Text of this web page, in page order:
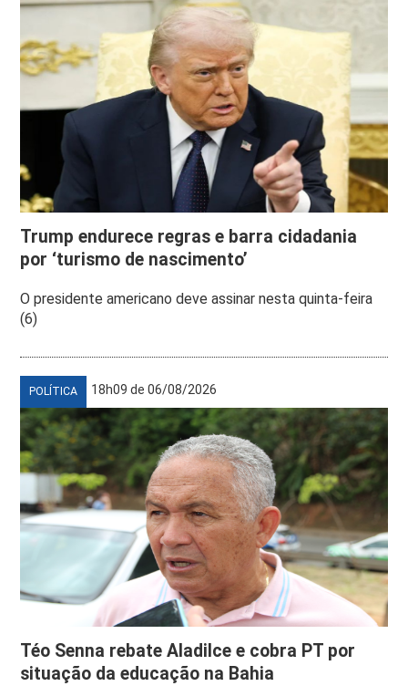
Trump endurece regras e barra cidadania
por ‘turismo de nascimento’
O presidente americano deve assinar nesta quinta-feira
(6)
POLÍTICA 18h09 de 06/08/2026
Téo Senna rebate Aladilce e cobra PT por
situação da educação na Bahia